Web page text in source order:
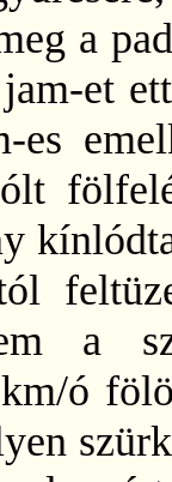
a
et
a
ó